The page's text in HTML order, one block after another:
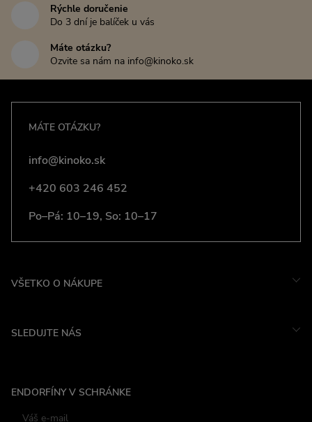
Rýchle doručenie
Do 3 dní je balíček u vás
Máte otázku?
Ozvite sa nám na info@kinoko.sk
MÁTE OTÁZKU?
info@kinoko.sk
+420 603 246 452
Po–Pá: 10–19, So: 10–17
VŠETKO O NÁKUPE
SLEDUJTE NÁS
Facebook
ENDORFÍNY V SCHRÁNKE